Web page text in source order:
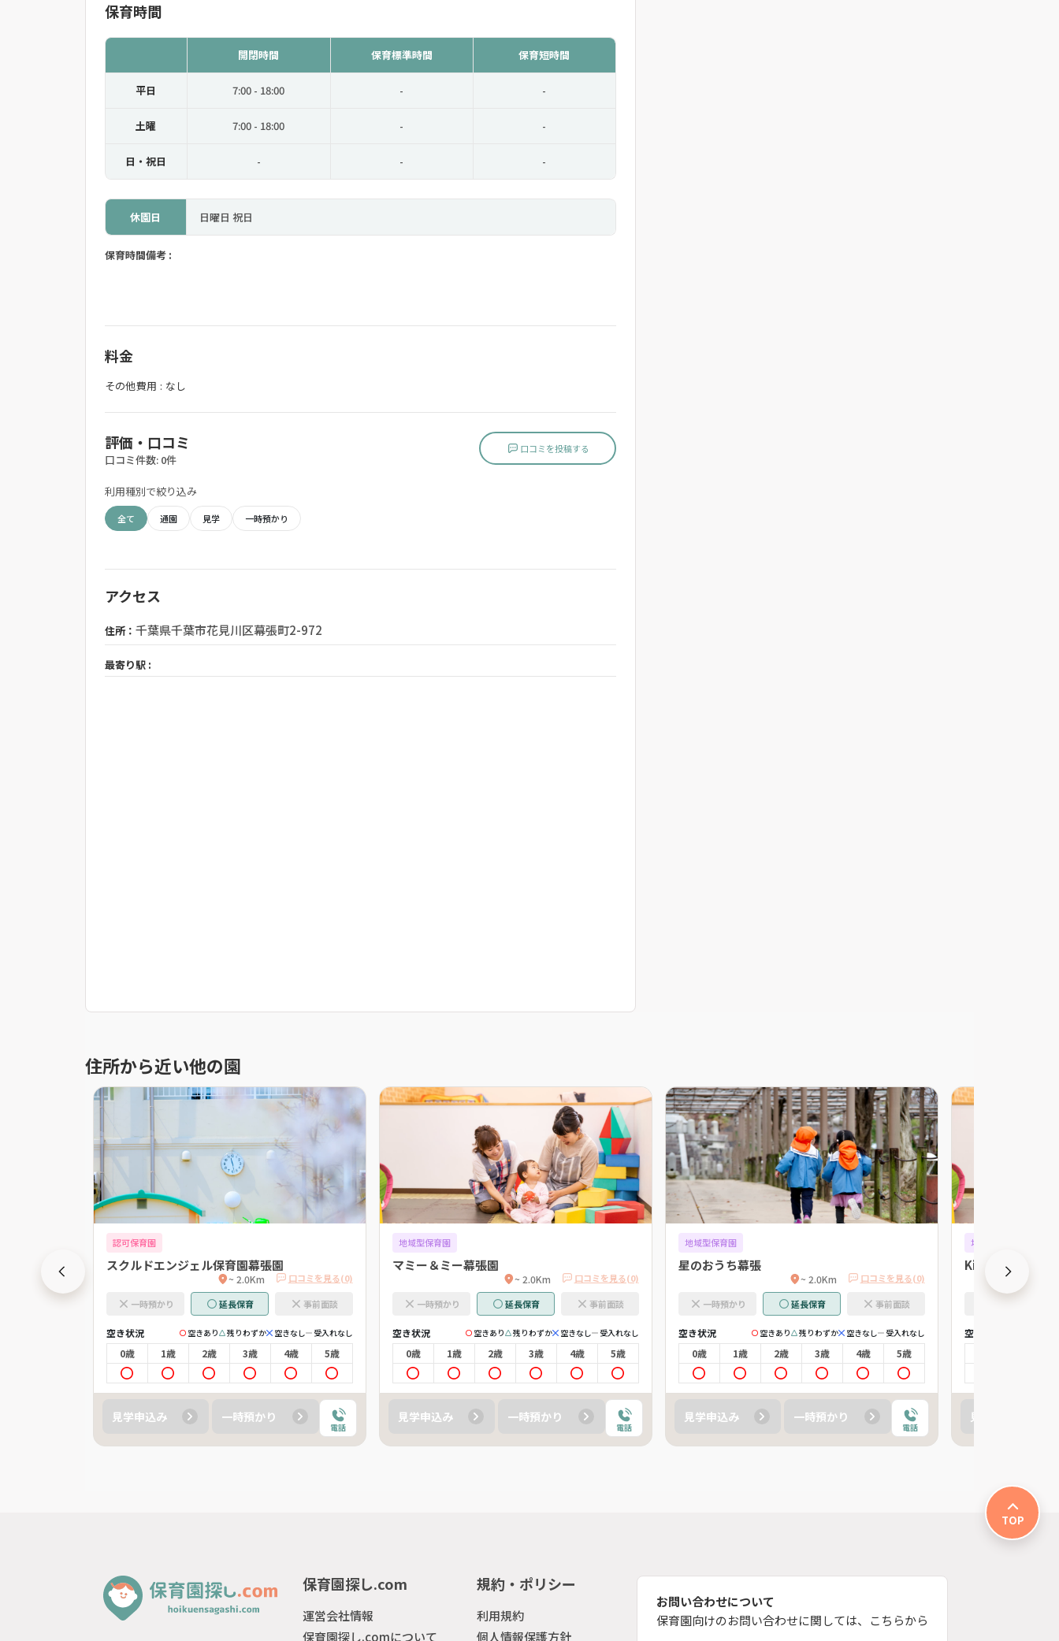
保育時間
開閉時間 保育標準時間 保育短時間
平日 7:00 - 18:00 - -
土曜 7:00 - 18:00 - -
日・祝日 - - -
休園日 日曜日 祝日
保育時間備考 :
料金
その他費用 : なし
評価・口コミ
口コミ件数: 0件
口コミを投稿する
利用種別で絞り込み
全て 通園 見学 一時預かり
アクセス
住所： 千葉県千葉市花見川区幕張町2-972
最寄り駅 :
住所から近い他の園
口コミを見る(0)
認可保育園
スクルドエンジェル保育園幕張園
~ 2.0Km 口コミを見る(0)
一時預かり 延長保育 事前面談
空き状況 空きあり 残りわずか 空きなし 受入れなし
0歳 1歳 2歳 3歳 4歳 5歳
見学申込み 一時預かり
電話
地域型保育園
マミー＆ミー幕張園
~ 2.0Km 口コミを見る(0)
一時預かり 延長保育 事前面談
空き状況 空きあり 残りわずか 空きなし 受入れなし
0歳 1歳 2歳 3歳 4歳 5歳
見学申込み 一時預かり
電話
地域型保育園
星のおうち幕張
~ 2.0Km 口コミを見る(0)
一時預かり 延長保育 事前面談
空き状況 空きあり 残りわずか 空きなし 受入れなし
0歳 1歳 2歳 3歳 4歳 5歳
見学申込み 一時預かり
電話
地域型保育園
Kid’s Patio まく
空き状況
見学申込み
TOP
保育園探し.com
運営会社情報
保育園探し.comについて
規約・ポリシー
利用規約
個人情報保護方針
お問い合わせについて
保育園向けのお問い合わせに関しては、こちらから